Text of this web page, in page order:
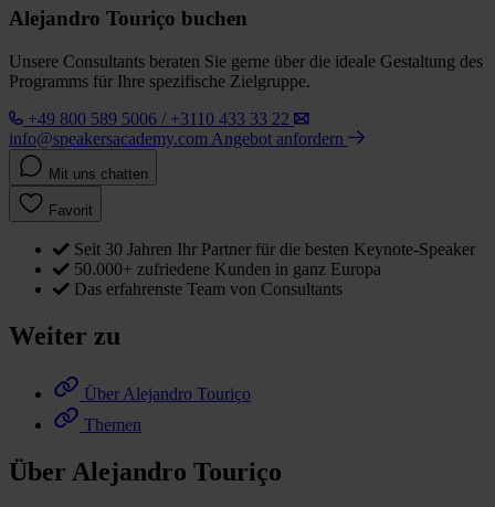
Alejandro Touriço buchen
Unsere Consultants beraten Sie gerne über die ideale Gestaltung des
Programms für Ihre spezifische Zielgruppe.
+49 800 589 5006 / +3110 433 33 22
info@speakersacademy.com Angebot anfordern
Mit uns chatten
Favorit
Seit 30 Jahren Ihr Partner für die besten Keynote-Speaker
50.000+ zufriedene Kunden in ganz Europa
Das erfahrenste Team von Consultants
Weiter zu
Über Alejandro Touriço
Themen
Über Alejandro Touriço